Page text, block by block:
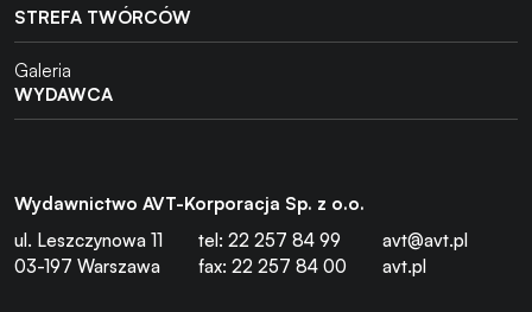
STREFA TWÓRCÓW
Galeria
WYDAWCA
Wydawnictwo AVT-Korporacja Sp. z o.o.
ul. Leszczynowa 11
03-197 Warszawa
tel: 22 257 84 99
fax: 22 257 84 00
avt@avt.pl
avt.pl